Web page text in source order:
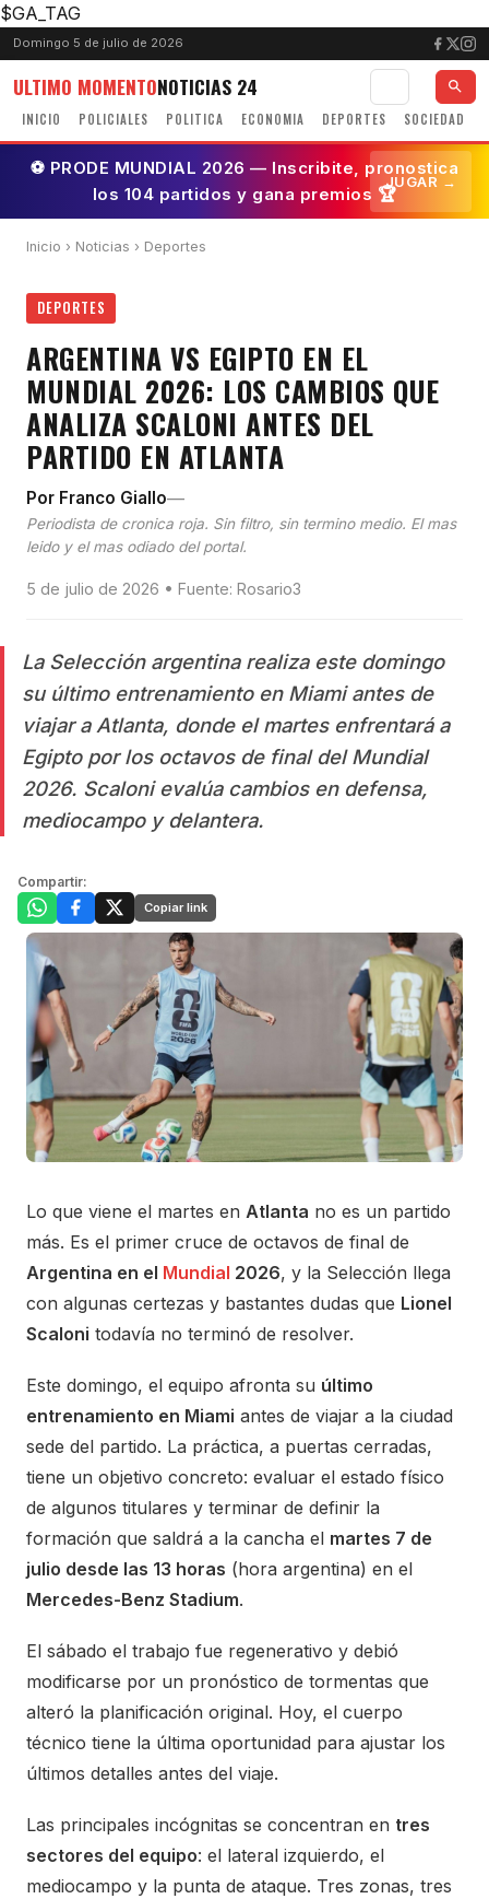
$GA_TAG
Domingo 5 de julio de 2026
ULTIMO MOMENTONOTICIAS 24
INICIO POLICIALES POLITICA ECONOMIA DEPORTES SOCIEDAD
⚽ PRODE MUNDIAL 2026 — Inscribite, pronostica
los 104 partidos y gana premios 🏆
JUGAR →
Inicio › Noticias › Deportes
DEPORTES
ARGENTINA VS EGIPTO EN EL
MUNDIAL 2026: LOS CAMBIOS QUE
ANALIZA SCALONI ANTES DEL
PARTIDO EN ATLANTA
Por Franco Giallo—
Periodista de cronica roja. Sin filtro, sin termino medio. El mas
leido y el mas odiado del portal.
5 de julio de 2026 • Fuente: Rosario3
La Selección argentina realiza este domingo
su último entrenamiento en Miami antes de
viajar a Atlanta, donde el martes enfrentará a
Egipto por los octavos de final del Mundial
2026. Scaloni evalúa cambios en defensa,
mediocampo y delantera.
Compartir:
Copiar link
Lo que viene el martes en Atlanta no es un partido
más. Es el primer cruce de octavos de final de
Argentina en el Mundial 2026, y la Selección llega
con algunas certezas y bastantes dudas que Lionel
Scaloni todavía no terminó de resolver.
Este domingo, el equipo afronta su último
entrenamiento en Miami antes de viajar a la ciudad
sede del partido. La práctica, a puertas cerradas,
tiene un objetivo concreto: evaluar el estado físico
de algunos titulares y terminar de definir la
formación que saldrá a la cancha el martes 7 de
julio desde las 13 horas (hora argentina) en el
Mercedes-Benz Stadium.
El sábado el trabajo fue regenerativo y debió
modificarse por un pronóstico de tormentas que
alteró la planificación original. Hoy, el cuerpo
técnico tiene la última oportunidad para ajustar los
últimos detalles antes del viaje.
Las principales incógnitas se concentran en tres
sectores del equipo: el lateral izquierdo, el
mediocampo y la punta de ataque. Tres zonas, tres